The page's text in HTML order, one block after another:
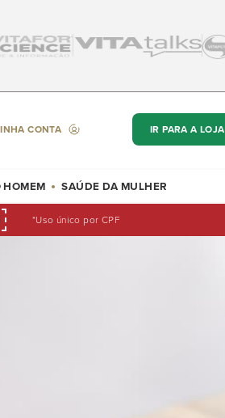
CONTA IR PARA A LOJA
SAÚDE DA MULHER
*Uso único por CPF